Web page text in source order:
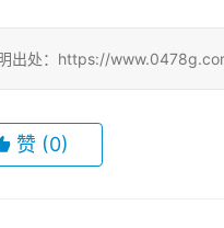
明出处：https://
赞 (0)